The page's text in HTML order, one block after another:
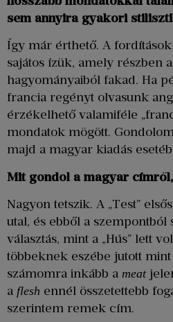
sem annyira gyakori
Így már érthető. A
sajátos ízük, amely részben
hagyományaiból fakad. Ha
francia regényt olvasunk
érzékelhető valamiféle
mondatok mögött.
majd a magyar kiadás
Mit gondol a magyar
Nagyon tetszik. A „Test”
utal, és ebből a szempontból
választás, mint a „Hús” lett
többeknek eszébe jutott mint
számomra inkább a meat
a flesh ennél összetettebb
szerintem remek cím.